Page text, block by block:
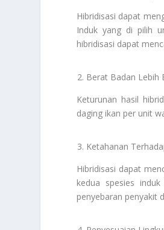
Hibridisasi dapat
Induk yang di pilih
hibridisasi dapat
Berat Badan Lebih
Keturunan hasil
daging ikan per unit
Ketahanan
Hibridisasi dapat
kedua spesies
penyebaran penyakit